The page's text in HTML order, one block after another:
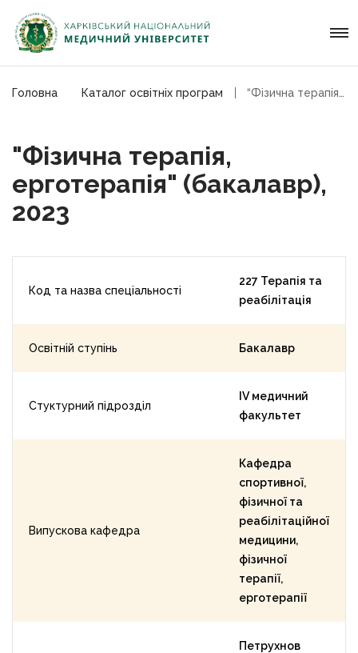
Головна Каталог освітніх програм
"Фізична терапія,
ерготерапія" (бакалавр),
2023
Код та назва спеціальності
227 Терапія та
реабілітація
Освітній ступінь Бакалавр
Стуктурний підрозділ
ІV медичний
факультет
Випускова кафедра
Кафедра
спортивної,
фізичної та
реабілітаційної
медицини,
фізичної
терапії,
ерготерапії
Петрухнов